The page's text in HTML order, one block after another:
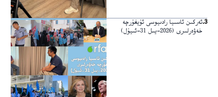
3
.ئەركىن ئاسىيا رادىيوسى ئۇيغۇرچە
خەۋەرلىرى (2026-يىل 31-ئىيۇل)